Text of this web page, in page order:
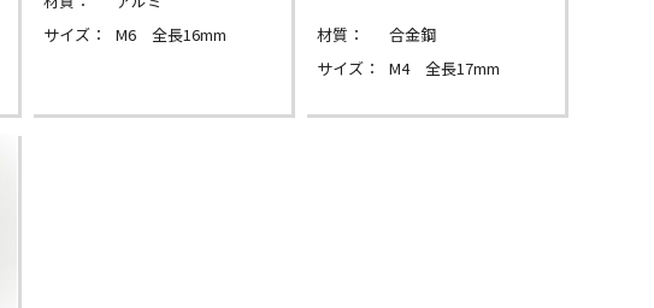
サイズ：
M6 全長16mm 材質：
合金鋼
サイズ：
M4 全長17mm